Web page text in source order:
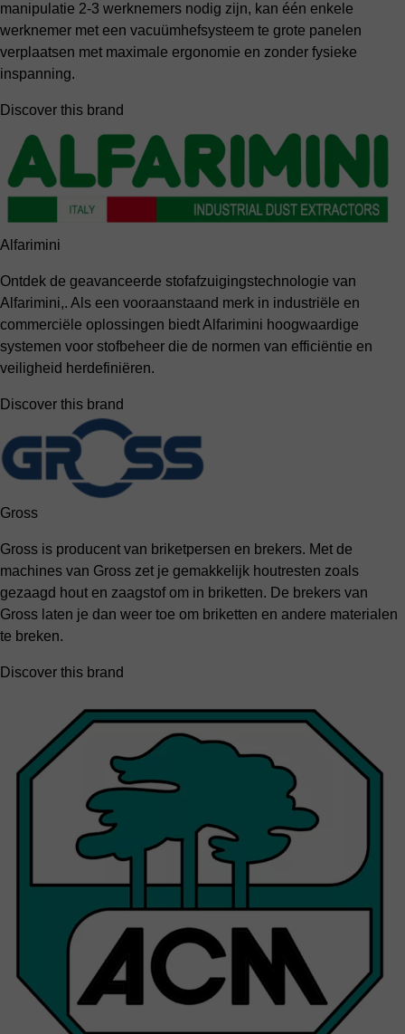
manipulatie 2-3 werknemers nodig zijn, kan één enkele
werknemer met een vacuümhefsysteem te grote panelen
verplaatsen met maximale ergonomie en zonder fysieke
inspanning.
Discover this brand
Alfarimini
Ontdek de geavanceerde stofafzuigingstechnologie van
Alfarimini,. Als een vooraanstaand merk in industriële en
commerciële oplossingen biedt Alfarimini hoogwaardige
systemen voor stofbeheer die de normen van efficiëntie en
veiligheid herdefiniëren.
Discover this brand
Gross
Gross is producent van briketpersen en brekers. Met de
machines van Gross zet je gemakkelijk houtresten zoals
gezaagd hout en zaagstof om in briketten. De brekers van
Gross laten je dan weer toe om briketten en andere materialen
te breken.
Discover this brand